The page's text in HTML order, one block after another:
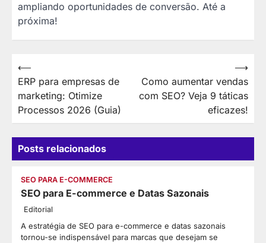
ampliando oportunidades de conversão. Até a
próxima!
Navegação
de
Post
⟵
ERP para empresas de
marketing: Otimize
Processos 2026 (Guia)
Como aumentar vendas
com SEO? Veja 9 táticas
eficazes!
⟶
Posts relacionados
SEO PARA E-COMMERCE
SEO para E-commerce e Datas Sazonais
Editorial
A estratégia de SEO para e-commerce e datas sazonais
tornou-se indispensável para marcas que desejam se